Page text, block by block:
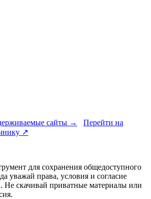
сайты →
Перейти на
↗
для сохранения общедоступного
уважай права, условия и согласие
Не скачивай приватные материалы или